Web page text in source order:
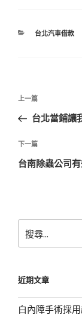
分
台北汽車借款
文
導
覽
上
一
文
章
上一篇
台北當鋪讓
下
一
下一篇
台南除蟲公司
尋
字:
近期文章
白內障手術採